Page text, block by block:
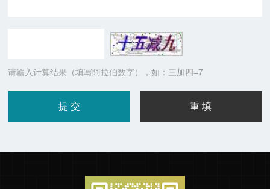
请输入计算结果（填写阿拉伯数字），如：三加四=7